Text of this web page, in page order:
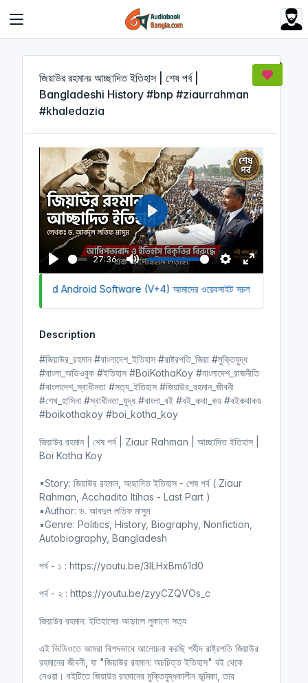
জিয়াউর রহমানঃ আচ্ছাদিত ইতিহাস | শেষ পর্ব |
Bangladeshi History #bnp #ziaurrahman
#khaledazia
P
l
27:36
M
u
S
e
g
s
E
n
u
l
r
P
l
a
y
Android Software (V+4) আমাদের ওয়েবসাইট সচল রাখতে আমাদের
Description
#জিয়াউর_রহমান #বাংলাদেশ_ইতিহাস #রাষ্ট্রপতি_জিয়া #মুক্তিযুদ্ধ
#বাংলা_অডিওবুক #ইতিহাস #BoiKothaKoy #বাংলাদেশ_রাজনীতি
#বাংলাদেশ_স্বাধীনতা #সত্য_ইতিহাস #জিয়াউর_রহমান_জীবনী
#শেখ_হাসিনা #স্বাধীনতা_যুদ্ধ #বাংলা_বই #বই_কথা_কয় #বইকথাকয়
#boikothakoy #boi_kotha_koy
জিয়াউর রহমান | শেষ পর্ব | Ziaur Rahman | আচ্ছাদিত ইতিহাস |
Boi Kotha Koy
▪Story: জিয়াউর রহমান, আছাদিত ইতিহাস - শেষ পর্ব ( Ziaur
Rahman, Acchadito Itihas - Last Part )
▪Author: ড. আবদুল লতিফ মাসুম
▪Genre: Politics, History, Biography, Nonfiction,
Autobiography, Bangladesh
পর্ব - ১ : https://youtu.be/3ILHxBm61d0
পর্ব - ২ : https://youtu.be/zyyCZQVOs_c
জিয়াউর রহমান: ইতিহাসের আড়ালে লুকানো সত্য
এই ভিডিওতে আমরা বিশদভাবে আলোচনা করছি শহীদ রাষ্ট্রপতি জিয়াউর
রহমানের জীবনী, যা "জিয়াউর রহমান: অচচিত্ত ইতিহাস" বই থেকে
নেওয়া। বইটিতে জিয়াউর রহমানের মুক্তিযুদ্ধকালীন ভূমিকা, তার